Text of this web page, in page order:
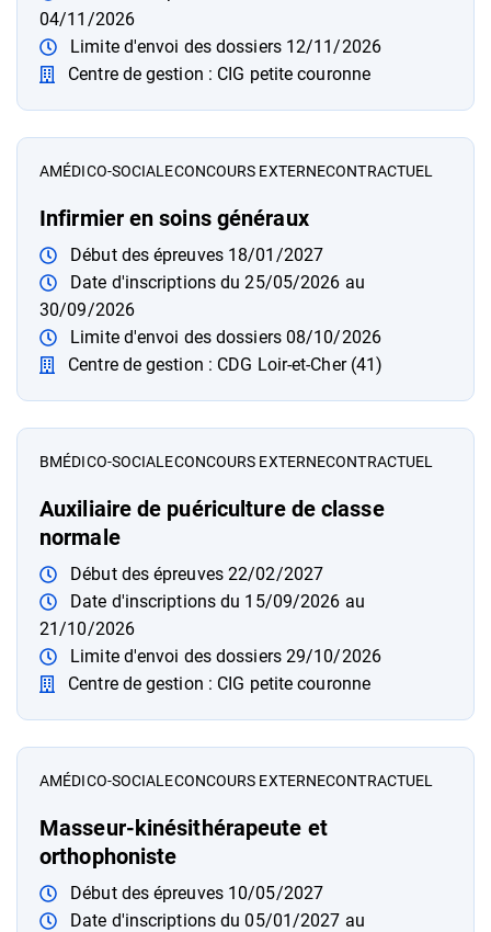
04/11/2026
Limite d'envoi des dossiers 12/11/2026
Centre de gestion : CIG petite couronne
AMÉDICO-SOCIALECONCOURS EXTERNECONTRACTUEL
Infirmier en soins généraux
Début des épreuves 18/01/2027
Date d'inscriptions du 25/05/2026 au
30/09/2026
Limite d'envoi des dossiers 08/10/2026
Centre de gestion : CDG Loir-et-Cher (41)
BMÉDICO-SOCIALECONCOURS EXTERNECONTRACTUEL
Auxiliaire de puériculture de classe
normale
Début des épreuves 22/02/2027
Date d'inscriptions du 15/09/2026 au
21/10/2026
Limite d'envoi des dossiers 29/10/2026
Centre de gestion : CIG petite couronne
AMÉDICO-SOCIALECONCOURS EXTERNECONTRACTUEL
Masseur-kinésithérapeute et
orthophoniste
Début des épreuves 10/05/2027
Date d'inscriptions du 05/01/2027 au